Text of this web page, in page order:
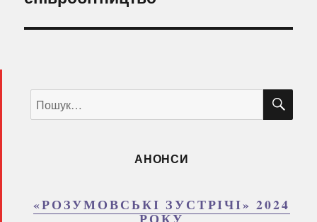
Пошук
за
запитом:
АНОНСИ
«РОЗУМОВСЬКІ ЗУСТРІЧІ» 2024
РОКУ